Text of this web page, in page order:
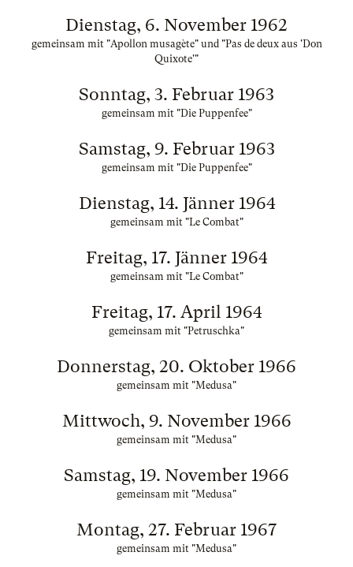
Dienstag, 6. November 1962
gemeinsam mit "Apollon musagète" und "Pas de deux aus 'Don
Quixote'"
Sonntag, 3. Februar 1963
gemeinsam mit "Die Puppenfee"
Samstag, 9. Februar 1963
gemeinsam mit "Die Puppenfee"
Dienstag, 14. Jänner 1964
gemeinsam mit "Le Combat"
Freitag, 17. Jänner 1964
gemeinsam mit "Le Combat"
Freitag, 17. April 1964
gemeinsam mit "Petruschka"
Donnerstag, 20. Oktober 1966
gemeinsam mit "Medusa"
Mittwoch, 9. November 1966
gemeinsam mit "Medusa"
Samstag, 19. November 1966
gemeinsam mit "Medusa"
Montag, 27. Februar 1967
gemeinsam mit "Medusa"